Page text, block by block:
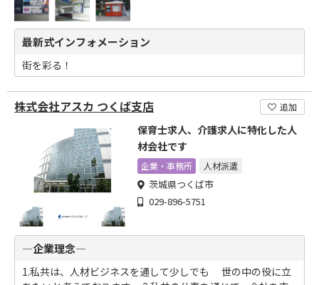
最新式インフォメーション
街を彩る！
株式会社アスカ つくば支店 追加
保育士求人、介護求人に特化した人
材会社です
企業・事務所 人材派遣
茨城県つくば市
029-896-5751
―企業理念―
1.私共は、人材ビジネスを通して少しでも 世の中の役に立